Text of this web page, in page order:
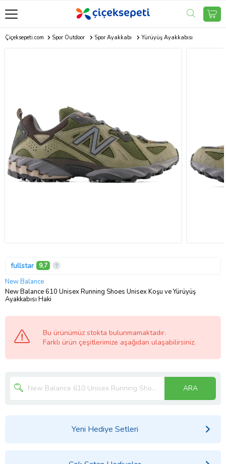
Çiçeksepeti.com Spor Outdoor Spor Ayakkabı Yürüyüş Ayakkabısı
fullstar 9,7
New Balance
New Balance 610 Unisex Running Shoes Unisex Koşu ve Yürüyüş
Ayakkabısı Haki
Bu ürünümüz stokta bulunmamaktadır.
Farklı ürün çeşitlerimize aşağıdan ulaşabilirsiniz.
ARA
Yeni Hediye Setleri